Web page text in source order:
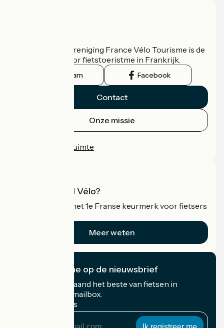
De nationale vereniging France Vélo Tourisme is de
officiële gids voor fietstoeristme in Frankrijk.
Instagram Facebook
Contact
Onze missie
Professionele ruimte
Wat is Accueil Vélo?
Accueil Vélo is het 1e Franse keurmerk voor fietsers
Meer weten
Ik abonneer me op de nieuwsbrief
Ontvang elke maand het beste van fietsen in
Frankrijk in uw mailbox.
Mijn e-mailadres